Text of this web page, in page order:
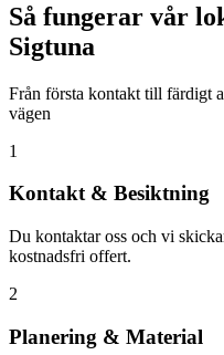
Så fungerar vår
Sigtuna
Från första kontakt till färdigt
vägen
1
Kontakt & Besiktning
Du kontaktar oss och vi
kostnadsfri offert.
2
Planering & Material